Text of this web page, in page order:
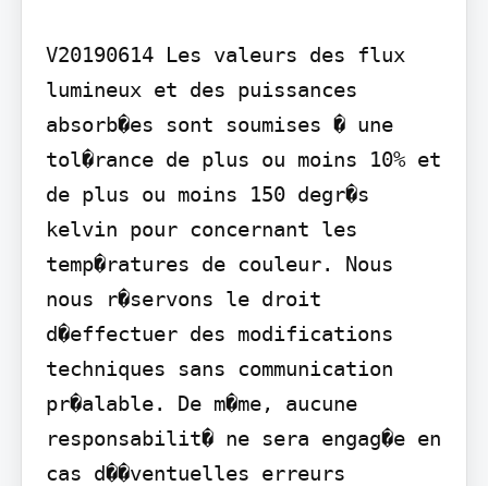
V20190614 Les valeurs des flux
lumineux et des puissances
absorb�es sont soumises � une
tol�rance de plus ou moins 10% et
de plus ou moins 150 degr�s
kelvin pour concernant les
temp�ratures de couleur. Nous
nous r�servons le droit
d�effectuer des modifications
techniques sans communication
pr�alable. De m�me, aucune
responsabilit� ne sera engag�e en
cas d��ventuelles erreurs